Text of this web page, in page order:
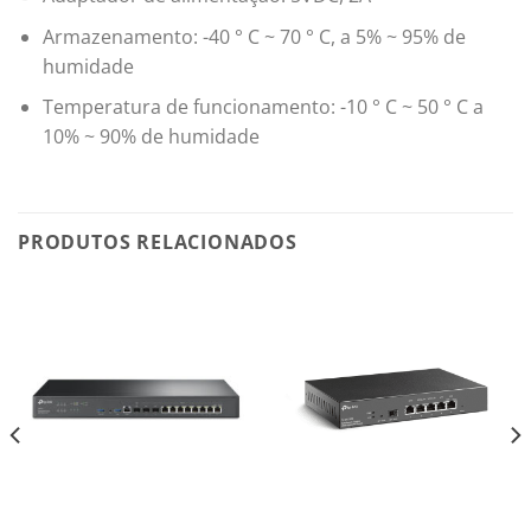
Armazenamento: -40 ° C ~ 70 ° C, a 5% ~ 95% de
humidade
Temperatura de funcionamento: -10 ° C ~ 50 ° C a
10% ~ 90% de humidade
PRODUTOS RELACIONADOS